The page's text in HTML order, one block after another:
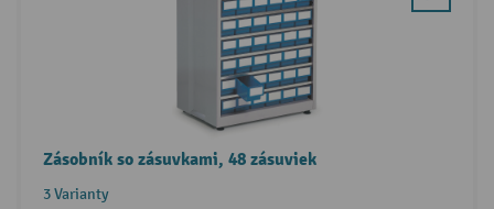
Zásobník so zásuvkami, 48 zásuviek
3 Varianty